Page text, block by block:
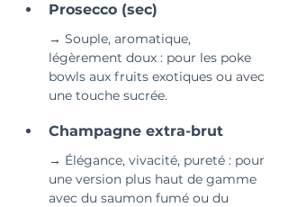
Prosecco (sec)
→ Souple, aromatique,
légèrement doux : pour les poke
bowls aux fruits exotiques ou avec
une touche sucrée.
Champagne extra-brut
→ Élégance, vivacité, pureté : pour
une version plus haut de gamme
avec du saumon fumé ou du